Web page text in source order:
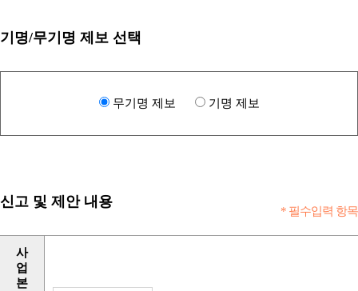
기명/무기명 제보 선택
무기명 제보 기명 제보
신고 및 제안 내용
* 필수입력 항목
사
업
본